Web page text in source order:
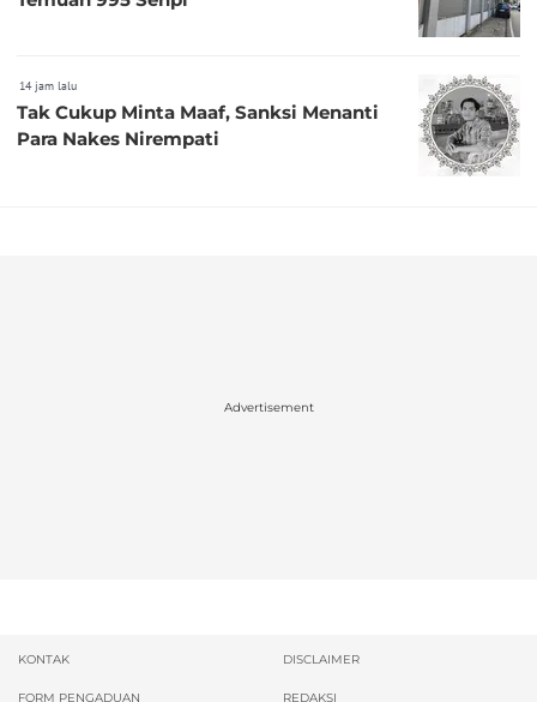
14 jam lalu
Tak Cukup Minta Maaf, Sanksi Menanti
Para Nakes Nirempati
Advertisement
KONTAK DISCLAIMER
FORM PENGADUAN REDAKSI